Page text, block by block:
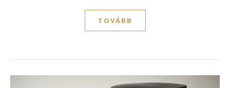
TOVÁBB